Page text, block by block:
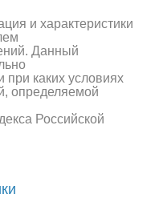
и характеристики
Данный
каких условиях
определяемой
Российской